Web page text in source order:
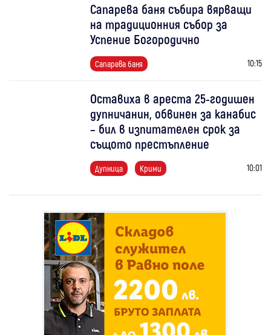
Сапарева баня събира вярващи
на традиционния събор за
Успение Богородично
Сапарева баня 10:15
Оставиха в ареста 25-годишен
дупничанин, обвинен за канабис
– бил в изпитателен срок за
същото престъпление
Дупница Крими 10:01